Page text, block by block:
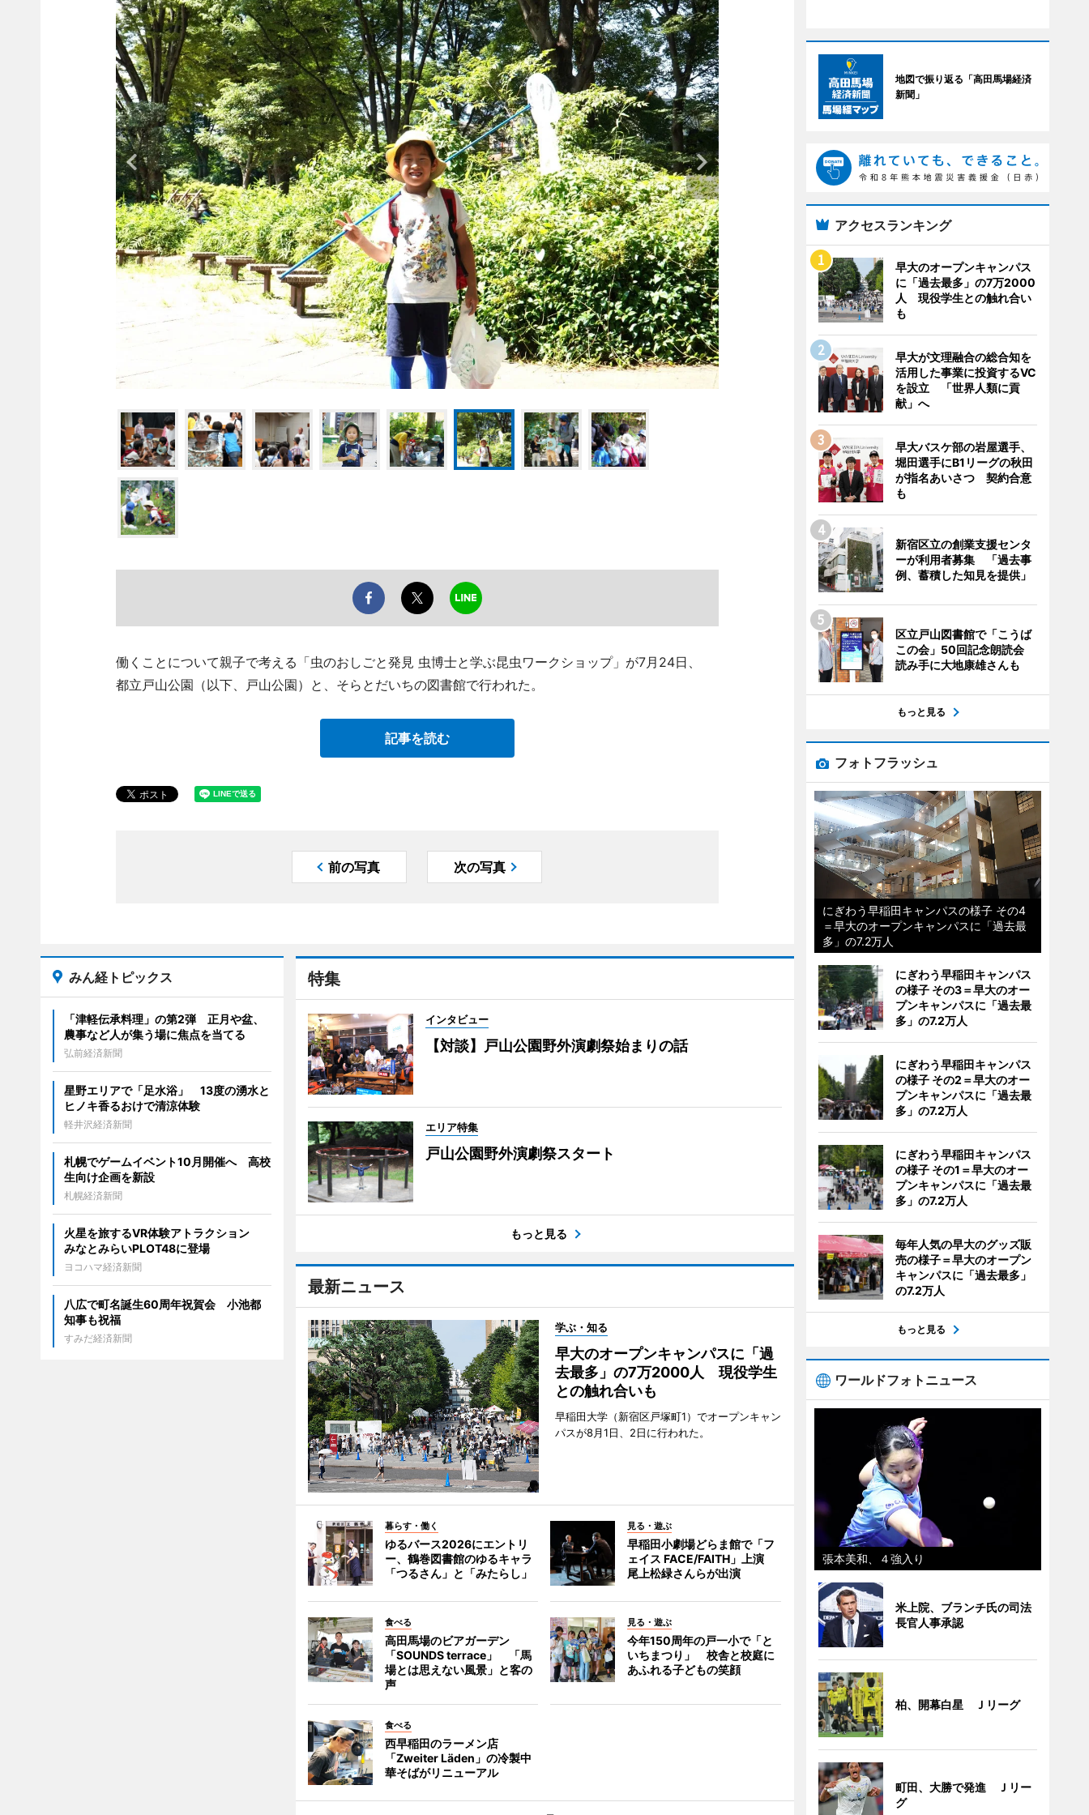
働くことについて親子で考える「虫のおしごと発見 虫博士と学ぶ昆虫ワークショップ」が7月24日、
都立戸山公園（以下、戸山公園）と、そらとだいちの図書館で行われた。
記事を読む
前の写真 次の写真
特集
インタビュー
【対談】戸山公園野外演劇祭始まりの話
エリア特集
戸山公園野外演劇祭スタート
もっと見る
最新ニュース
学ぶ・知る
早大のオープンキャンパスに「過
去最多」の7万2000人 現役学生
との触れ合いも
早稲田大学（新宿区戸塚町1）でオープンキャン
パスが8月1日、2日に行われた。
暮らす・働く
ゆるバース2026にエントリ
ー、鶴巻図書館のゆるキャラ
「つるさん」と「みたらし」
見る・遊ぶ
早稲田小劇場どらま館で「フ
ェイス FACE/FAITH」上演
尾上松緑さんらが出演
食べる
高田馬場のビアガーデン
「SOUNDS terrace」 「馬
場とは思えない風景」と客の
声
見る・遊ぶ
今年150周年の戸一小で「と
いちまつり」 校舎と校庭に
あふれる子どもの笑顔
食べる
西早稲田のラーメン店
「Zweiter Läden」の冷製中
華そばがリニューアル
みん経トピックス
「津軽伝承料理」の第2弾 正月や盆、
農事など人が集う場に焦点を当てる
弘前経済新聞
星野エリアで「足水浴」 13度の湧水と
ヒノキ香るおけで清涼体験
軽井沢経済新聞
札幌でゲームイベント10月開催へ 高校
生向け企画を新設
札幌経済新聞
火星を旅するVR体験アトラクション
みなとみらいPLOT48に登場
ヨコハマ経済新聞
八広で町名誕生60周年祝賀会 小池都
知事も祝福
すみだ経済新聞
地図で振り返る「高田馬場経済
新聞」
アクセスランキング
早大のオープンキャンパス
に「過去最多」の7万2000
人 現役学生との触れ合い
も
早大が文理融合の総合知を
活用した事業に投資するVC
を設立 「世界人類に貢
献」へ
早大バスケ部の岩屋選手、
堀田選手にB1リーグの秋田
が指名あいさつ 契約合意
も
新宿区立の創業支援センタ
ーが利用者募集 「過去事
例、蓄積した知見を提供」
区立戸山図書館で「こうば
この会」50回記念朗読会
読み手に大地康雄さんも
もっと見る
フォトフラッシュ
にぎわう早稲田キャンパスの様子 その4
＝早大のオープンキャンパスに「過去最
多」の7.2万人
にぎわう早稲田キャンパス
の様子 その3＝早大のオー
プンキャンパスに「過去最
多」の7.2万人
にぎわう早稲田キャンパス
の様子 その2＝早大のオー
プンキャンパスに「過去最
多」の7.2万人
にぎわう早稲田キャンパス
の様子 その1＝早大のオー
プンキャンパスに「過去最
多」の7.2万人
毎年人気の早大のグッズ販
売の様子＝早大のオープン
キャンパスに「過去最多」
の7.2万人
もっと見る
ワールドフォトニュース
張本美和、４強入り
米上院、ブランチ氏の司法
長官人事承認
柏、開幕白星 Ｊリーグ
町田、大勝で発進 Ｊリー
グ